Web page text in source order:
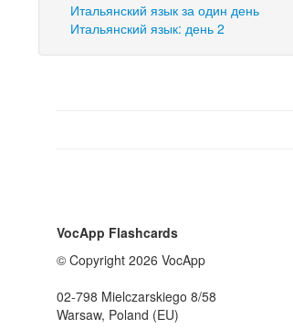
Итальянский язык за один день
Итальянский язык: день 2
VocApp Flashcards
© Copyright 2026 VocApp
02-798 Mielczarskiego 8/58
Warsaw, Poland (EU)